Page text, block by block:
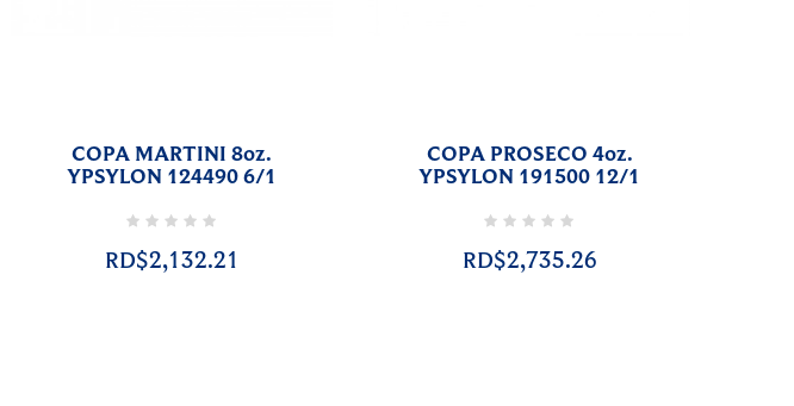
COPA MARTINI 8oz.
YPSYLON 124490 6/1
RD$2,132.21
COPA PROSECO 4oz.
YPSYLON 191500 12/1
RD$2,735.26